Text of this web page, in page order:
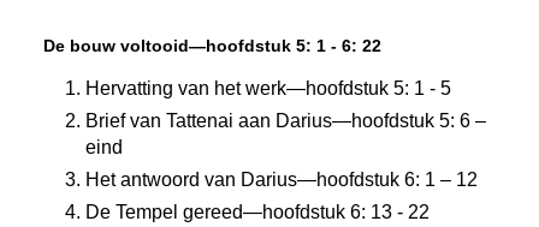
De bouw voltooid—hoofdstuk 5: 1 - 6: 22
Hervatting van het werk—hoofdstuk 5: 1 - 5
Brief van Tattenai aan Darius—hoofdstuk 5: 6 –
eind
Het antwoord van Darius—hoofdstuk 6: 1 – 12
De Tempel gereed—hoofdstuk 6: 13 - 22